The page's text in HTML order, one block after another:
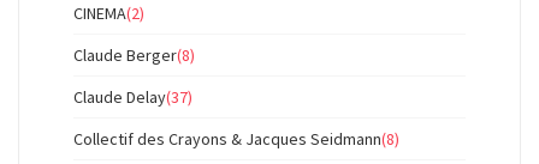
CINEMA(2)
Claude Berger(8)
Claude Delay(37)
Collectif des Crayons & Jacques Seidmann(8)